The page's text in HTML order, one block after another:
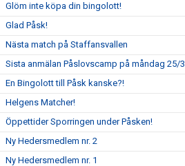
Glöm inte köpa din bingolott!
Glad Påsk!
Nästa match på Staffansvallen
Sista anmälan Påslovscamp på måndag 25/3
En Bingolott till Påsk kanske?!
Helgens Matcher!
Öppettider Sporringen under Påsken!
Ny Hedersmedlem nr. 2
Ny Hedersmedlem nr. 1